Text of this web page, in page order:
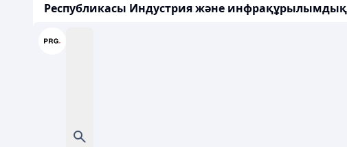
Республикасы Индустрия және